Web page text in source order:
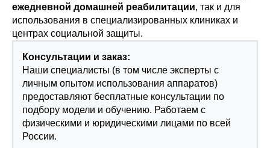
ежедневной домашней реабилитации, так и для
использования в специализированных клиниках и
центрах социальной защиты.
Консультации и заказ:
Наши специалисты (в том числе эксперты с
личным опытом использования аппаратов)
предоставляют бесплатные консультации по
подбору модели и обучению. Работаем с
физическими и юридическими лицами по всей
России.